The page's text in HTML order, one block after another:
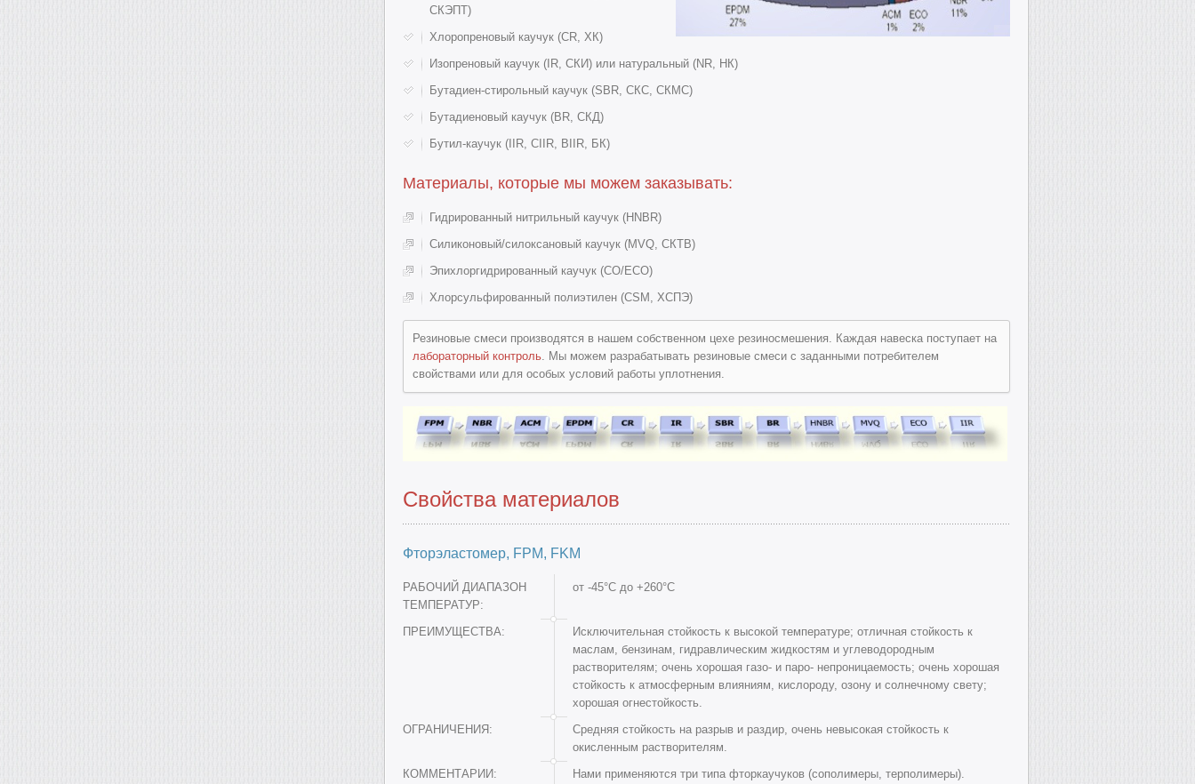
СКЭПТ)
Хлоропреновый каучук (CR, ХК)
Изопреновый каучук (IR, СКИ) или натуральный (NR, НК)
Бутадиен-стирольный каучук (SBR, СКС, СКМС)
Бутадиеновый каучук (BR, СКД)
Бутил-каучук (IIR, CIIR, BIIR, БК)
Материалы, которые мы можем заказывать:
Гидрированный нитрильный каучук (HNBR)
Силиконовый/силоксановый каучук (MVQ, СКТВ)
Эпихлоргидрированный каучук (CO/ECO)
Хлорсульфированный полиэтилен (CSM, ХСПЭ)
Резиновые смеси производятся в нашем собственном цехе резиносмешения. Каждая навеска поступает на
лабораторный контроль. Мы можем разрабатывать резиновые смеси с заданными потребителем
свойствами или для особых условий работы уплотнения.
Свойства материалов
Фторэластомер, FPM, FKM
РАБОЧИЙ ДИАПАЗОН
ТЕМПЕРАТУР:
от -45°C до +260°C
ПРЕИМУЩЕСТВА:
Исключительная стойкость к высокой температуре; отличная стойкость к
маслам, бензинам, гидравлическим жидкостям и углеводородным
растворителям; очень хорошая газо- и паро- непроницаемость; очень хорошая
стойкость к атмосферным влияниям, кислороду, озону и солнечному свету;
хорошая огнестойкость.
ОГРАНИЧЕНИЯ:
Средняя стойкость на разрыв и раздир, очень невысокая стойкость к
окисленным растворителям.
КОММЕНТАРИИ:
Нами применяются три типа фторкаучуков (сополимеры, терполимеры).